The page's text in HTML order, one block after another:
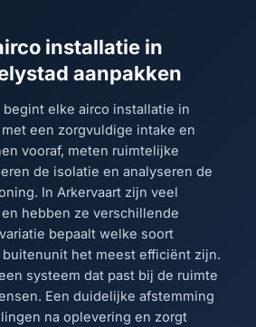
installatie in
aanpakken
begint elke airco installatie in
een zorgvuldige intake en
vooraf, meten ruimtelijke
de isolatie en analyseren de
In Arkervaart zijn veel
hebben ze verschillende
bepaalt welke soort
het meest efficiënt zijn.
systeem dat past bij de ruimte
Een duidelijke afstemming
na oplevering en zorgt